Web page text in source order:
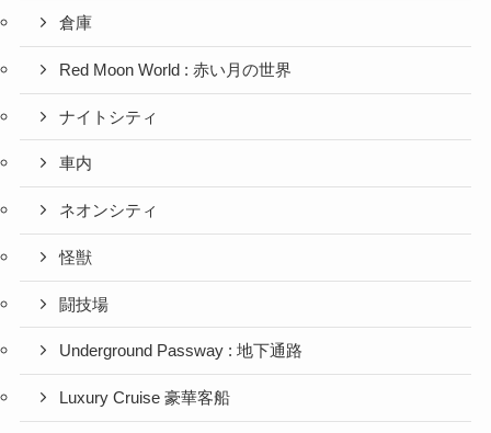
倉庫
Red Moon World : 赤い月の世界
ナイトシティ
車内
ネオンシティ
怪獣
闘技場
Underground Passway : 地下通路
Luxury Cruise 豪華客船